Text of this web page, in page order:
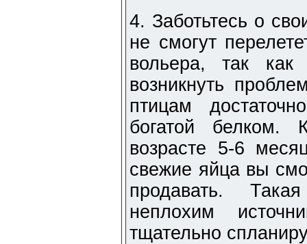
4. Заботьтесь о
не смогут
вольера, так
возникнуть
птицам
богатой белком.
возрасте 5-6
свежие яйца вы
продавать.
неплохим
тщательно